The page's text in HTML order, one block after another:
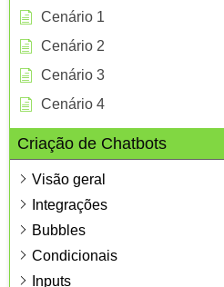
Cenário 1
Cenário 2
Cenário 3
Cenário 4
Criação de Chatbots
Visão geral
Integrações
Bubbles
Condicionais
Inputs